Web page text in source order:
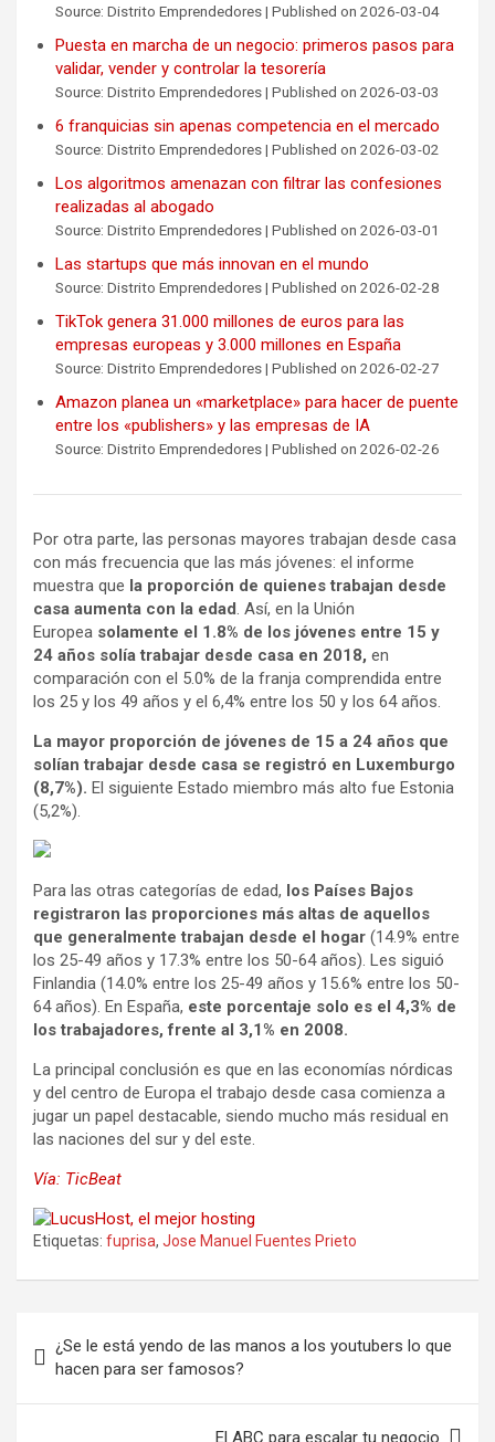
Source: Distrito Emprendedores Published on 2026-03-04
Puesta en marcha de un negocio: primeros pasos para
validar, vender y controlar la tesorería
Source: Distrito Emprendedores Published on 2026-03-03
6 franquicias sin apenas competencia en el mercado
Source: Distrito Emprendedores Published on 2026-03-02
Los algoritmos amenazan con filtrar las confesiones
realizadas al abogado
Source: Distrito Emprendedores Published on 2026-03-01
Las startups que más innovan en el mundo
Source: Distrito Emprendedores Published on 2026-02-28
TikTok genera 31.000 millones de euros para las
empresas europeas y 3.000 millones en España
Source: Distrito Emprendedores Published on 2026-02-27
Amazon planea un «marketplace» para hacer de puente
entre los «publishers» y las empresas de IA
Source: Distrito Emprendedores Published on 2026-02-26
Por otra parte, las personas mayores trabajan desde casa
con más frecuencia que las más jóvenes: el informe
muestra que la proporción de quienes trabajan desde
casa aumenta con la edad. Así, en la Unión
Europea solamente el 1.8% de los jóvenes entre 15 y
24 años solía trabajar desde casa en 2018, en
comparación con el 5.0% de la franja comprendida entre
los 25 y los 49 años y el 6,4% entre los 50 y los 64 años.
La mayor proporción de jóvenes de 15 a 24 años que
solían trabajar desde casa se registró en Luxemburgo
(8,7%). El siguiente Estado miembro más alto fue Estonia
(5,2%).
Para las otras categorías de edad, los Países Bajos
registraron las proporciones más altas de aquellos
que generalmente trabajan desde el hogar (14.9% entre
los 25-49 años y 17.3% entre los 50-64 años). Les siguió
Finlandia (14.0% entre los 25-49 años y 15.6% entre los 50-
64 años). En España, este porcentaje solo es el 4,3% de
los trabajadores, frente al 3,1% en 2008.
La principal conclusión es que en las economías nórdicas
y del centro de Europa el trabajo desde casa comienza a
jugar un papel destacable, siendo mucho más residual en
las naciones del sur y del este.
Vía: TicBeat
Etiquetas: fuprisa, Jose Manuel Fuentes Prieto
de
entradas
¿Se le está yendo de las manos a los youtubers lo que
hacen para ser famosos?
El ABC para escalar tu negocio